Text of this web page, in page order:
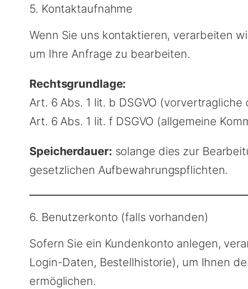
5. Kontaktaufnahme
Wenn Sie uns kontaktieren, verarbeiten
um Ihre Anfrage zu bearbeiten.
Rechtsgrundlage:
Art. 6 Abs. 1 lit. b DSGVO
Art. 6 Abs. 1 lit. f DSGVO (allgemeine
Speicherdauer: solange dies zur
gesetzlichen Aufbewahrungspflichten.
6. Benutzerkonto (falls vorhanden)
Sofern Sie ein Kundenkonto anlegen,
Login-Daten, Bestellhistorie), um Ihnen
ermöglichen.